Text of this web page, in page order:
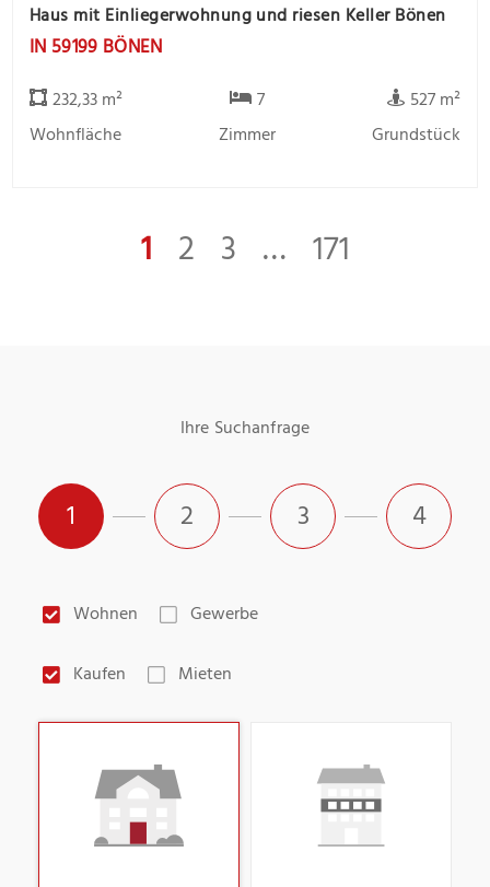
Haus mit Einliegerwohnung und riesen Keller Bönen
IN 59199 BÖNEN
232,33 m²
Wohnfläche
7
Zimmer
527 m²
Grundstück
1 2 3 … 171
Ihre Suchanfrage
1 2 3 4
Wohnen Gewerbe
Kaufen Mieten